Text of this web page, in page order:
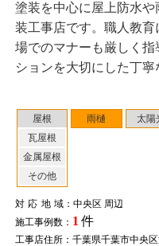
屋根
瓦屋根
金属屋根
その他
雨樋 太陽
対応地域：中央区 周辺
施工事例数： 1 件
工事店住所：千葉県千葉市中央
塗装を中心に屋上防水
装工事店です。職人教
場でのマナーも厳しく
ションを大切にした丁寧